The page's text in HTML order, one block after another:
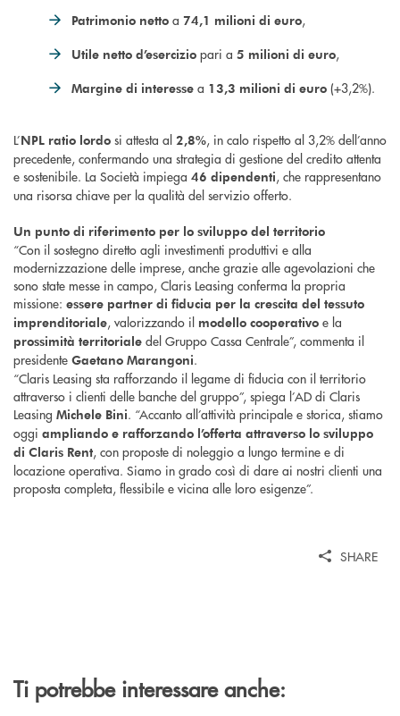
Patrimonio netto a 74,1 milioni di euro,
Utile netto d’esercizio pari a 5 milioni di euro,
Margine di interesse a 13,3 milioni di euro (+3,2%).
L’NPL ratio lordo si attesta al 2,8%, in calo rispetto al 3,2% dell’anno
precedente, confermando una strategia di gestione del credito attenta
e sostenibile. La Società impiega 46 dipendenti, che rappresentano
una risorsa chiave per la qualità del servizio offerto.
Un punto di riferimento per lo sviluppo del territorio
“Con il sostegno diretto agli investimenti produttivi e alla
modernizzazione delle imprese, anche grazie alle agevolazioni che
sono state messe in campo, Claris Leasing conferma la propria
missione: essere partner di fiducia per la crescita del tessuto
imprenditoriale, valorizzando il modello cooperativo e la
prossimità territoriale del Gruppo Cassa Centrale”, commenta il
presidente Gaetano Marangoni.
“Claris Leasing sta rafforzando il legame di fiducia con il territorio
attraverso i clienti delle banche del gruppo”, spiega l’AD di Claris
Leasing Michele Bini. “Accanto all’attività principale e storica, stiamo
oggi ampliando e rafforzando l’offerta attraverso lo sviluppo
di Claris Rent, con proposte di noleggio a lungo termine e di
locazione operativa. Siamo in grado così di dare ai nostri clienti una
proposta completa, flessibile e vicina alle loro esigenze”.
SHARE
Ti potrebbe interessare anche: